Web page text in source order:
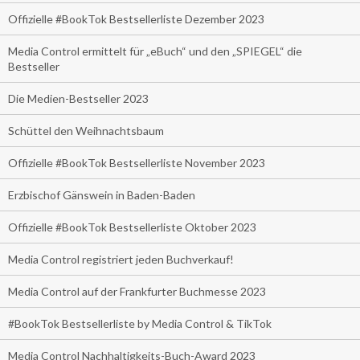
Offizielle #BookTok Bestsellerliste Dezember 2023
Media Control ermittelt für „eBuch“ und den „SPIEGEL“ die
Bestseller
Die Medien-Bestseller 2023
Schüttel den Weihnachtsbaum
Offizielle #BookTok Bestsellerliste November 2023
Erzbischof Gänswein in Baden-Baden
Offizielle #BookTok Bestsellerliste Oktober 2023
Media Control registriert jeden Buchverkauf!
Media Control auf der Frankfurter Buchmesse 2023
#BookTok Bestsellerliste by Media Control & TikTok
Media Control Nachhaltigkeits-Buch-Award 2023